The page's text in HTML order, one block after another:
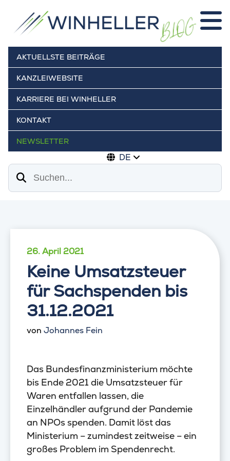
AKTUELLSTE BEITRÄGE
KANZLEIWEBSITE
KARRIERE BEI WINHELLER
KONTAKT
NEWSLETTER
DE
Suchen
26. April 2021
Keine Umsatzsteuer
für Sachspenden bis
31.12.2021
von Johannes Fein
Das Bundesfinanzministerium möchte
bis Ende 2021 die Umsatzsteuer für
Waren entfallen lassen, die
Einzelhändler aufgrund der Pandemie
an NPOs spenden. Damit löst das
Ministerium – zumindest zeitweise – ein
großes Problem im Spendenrecht.